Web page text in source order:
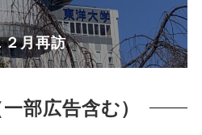
月再訪
部広告含む）